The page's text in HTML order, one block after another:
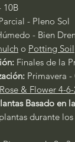
10B
- Pleno Sol
- Bien
o Potting Soil
Finales de la
Primavera
Rose & Flower 4-
Basado en
durante